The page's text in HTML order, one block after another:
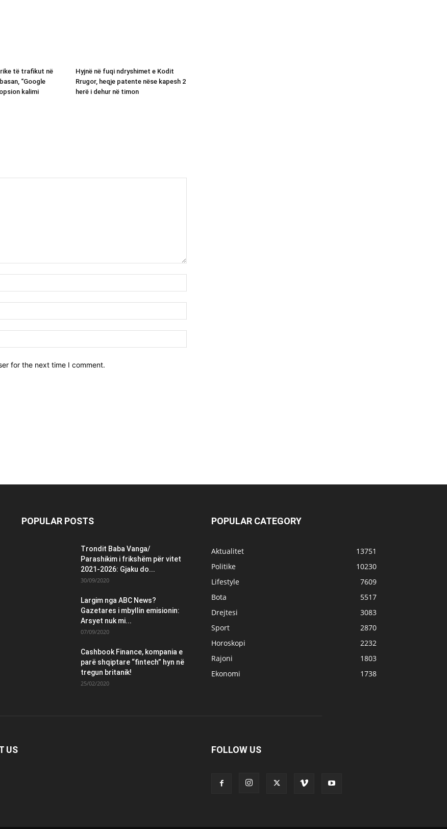
të trafikut në
“Google
kalimi
Hyjnë në fuqi ndryshimet e Kodit
Rrugor, heqje patente nëse kapesh 2
herë i dehur në timon
for the next time I comment.
POPULAR POSTS
Trondit Baba Vanga/
Parashikim i frikshëm për vitet
2021-2026: Gjaku do...
30/09/2020
Largim nga ABC News?
Gazetares i mbyllin emisionin:
Arsyet nuk mi...
07/09/2020
Cashbook Finance, kompania e
parë shqiptare “fintech” hyn në
tregun britanik!
25/02/2020
POPULAR CATEGORY
Aktualitet
13751
Politike
10230
Lifestyle
7609
Bota
5517
Drejtesi
3083
Sport
2870
Horoskopi
2232
Rajoni
1803
Ekonomi
1738
US FOLLOW US